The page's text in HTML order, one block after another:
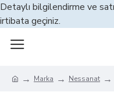
Detaylı bilgilendirme ve
irtibata geçiniz.
Marka Nessanat